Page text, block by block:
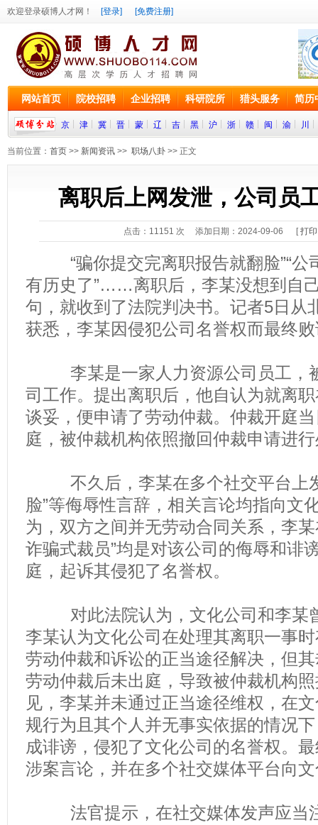
欢迎登录硕博人才网！ [登录] [免费注册]
网站首页 院校招聘 企业招聘 科研院所 猎头服务 简历
京 津 冀 晋 蒙 辽 吉 黑 沪 浙 赣 闽 渝 川
当前位置： 首页 >> 新闻资讯 >> 职场八卦 >> 正文
离职后上网发泄，公司员
点击： 11151 次 添加日期：2024-09-06 [打印
“骗你提交完离职报告就翻脸”“公
有历史了”……离职后，李某没想到自
句，就收到了法院判决书。记者5日从
获悉，李某因侵犯公司名誉权而最终
李某是一家人力资源公司员工，
司工作。提出离职后，他自认为就离
谈妥，便申请了劳动仲裁。仲裁开庭
庭，被仲裁机构依照撤回仲裁申请进
不久后，李某在多个社交平台上发
脸”等侮辱性言辞，相关言论均指向文
为，双方之间并无劳动合同关系，李
诈骗式裁员”均是对该公司的侮辱和诽
庭，起诉其侵犯了名誉权。
对此法院认为，文化公司和李某
李某认为文化公司在处理其离职一事
劳动仲裁和诉讼的正当途径解决，但
劳动仲裁后未出庭，导致被仲裁机构
见，李某并未通过正当途径维权，在
规行为且其个人并无事实依据的情况
成诽谤，侵犯了文化公司的名誉权。
涉案言论，并在多个社交媒体平台向
法官提示，在社交媒体发声应当